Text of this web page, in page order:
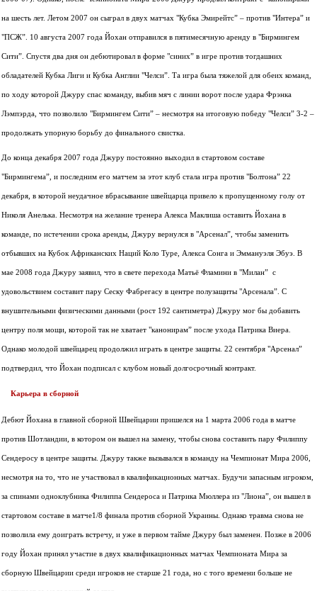
на шесть лет. Летом 2007 он сыграл в двух матчах "Кубка Эмирейтс” – против "Интера” и
"ПСЖ”. 10 августа 2007 года Йохан отправился в пятимесячную аренду в "Бирмингем
Сити”. Спустя два дня он дебютировал в форме "синих” в игре против тогдашних
обладателей Кубка Лиги и Кубка Англии "Челси”. Та игра была тяжелой для обеих команд,
по ходу которой Джуру спас команду, выбив мяч с линии ворот после удара Фрэнка
Лэмпэрда, что позволило "Бирмингем Сити” – несмотря на итоговую победу "Челси” 3-2 –
продолжать упорную борьбу до финального свистка.
До конца декабря 2007 года Джуру постоянно выходил в стартовом составе
"Бирмингема”, и последним его матчем за этот клуб стала игра против "Болтона” 22
декабря, в которой неудачное вбрасывание швейцарца привело к пропущенному голу от
Николя Анелька. Несмотря на желание тренера Алекса Маклиша оставить Йохана в
команде, по истечении срока аренды, Джуру вернулся в "Арсенал”, чтобы заменить
отбывших на Кубок Африканских Наций Коло Туре, Алекса Сонга и Эммануэля Эбуэ. В
мае 2008 года Джуру заявил, что в свете перехода Матьё Фламини в "Милан” с
удовольствием составит пару Сеску Фабрегасу в центре полузащиты "Арсенала”. C
внушительными физическими данными (рост 192 сантиметра) Джуру мог бы добавить
центру поля мощи, которой так не хватает "канонирам” после ухода Патрика Виера.
Однако молодой швейцарец продолжил играть в центре защиты. 22 сентября "Арсенал”
подтвердил, что Йохан подписал с клубом новый долгосрочный контракт.
Карьера в сборной
Дебют Йохана в главной сборной Швейцарии пришелся на 1 марта 2006 года в матче
против Шотландии, в котором он вышел на замену, чтобы снова составить пару Филиппу
Сендеросу в центре защиты. Джуру также вызывался в команду на Чемпионат Мира 2006,
несмотря на то, что не участвовал в квалификационных матчах. Будучи запасным игроком,
за спинами одноклубника Филиппа Сендероса и Патрика Мюллера из "Лиона”, он вышел в
стартовом составе в матче1/8 финала против сборной Украины. Однако травма снова не
позволила ему доиграть встречу, и уже в первом тайме Джуру был заменен. Позже в 2006
году Йохан принял участие в двух квалификационных матчах Чемпионата Мира за
сборную Швейцарии среди игроков не старше 21 года, но с того времени больше не